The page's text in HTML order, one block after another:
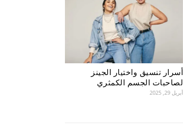
أسرار تنسيق واختيار الجينز
لصاحبات الجسم الكمثري
أبريل 29, 2025